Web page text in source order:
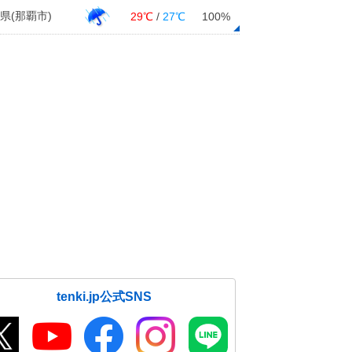
(那覇市) 29℃ / 27℃ 100%
tenki.jp公式SNS